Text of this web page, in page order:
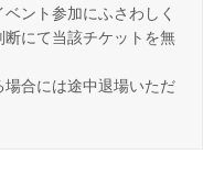
ント参加にふさわしく
にて当該チケットを無
合には途中退場いただ